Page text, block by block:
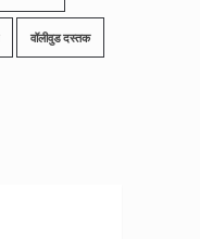
वॉलीवुड दस्तक